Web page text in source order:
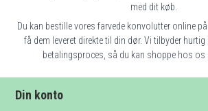
med dit køb.
Du kan bestille vores farvede konvolutter online
få dem leveret direkte til din dør. Vi tilbyder
betalingsproces, så du kan shoppe hos os
Din konto